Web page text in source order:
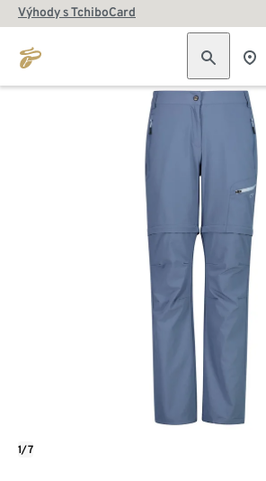
Výhody s TchiboCard
1/7